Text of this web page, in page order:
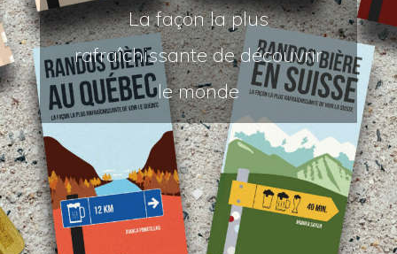
La façon la plus
rafraîchissante de découvrir
le monde